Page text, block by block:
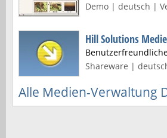
Demo | deutsch |
Hill Solutions
Shareware |
Alle Medien-Verwaltung